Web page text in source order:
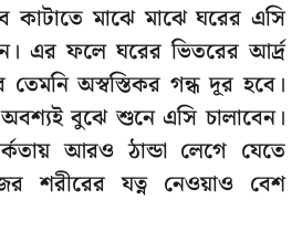
কাটাতে মাঝে মাঝে ঘরের এসি
এর ফলে ঘরের ভিতরের আর্দ্র
অস্বস্তিকর গন্ধ দূর হবে।
বুঝে শুনে এসি চালাবেন।
আরও ঠান্ডা লেগে যেতে
শরীরের যত্ন নেওয়াও বেশ